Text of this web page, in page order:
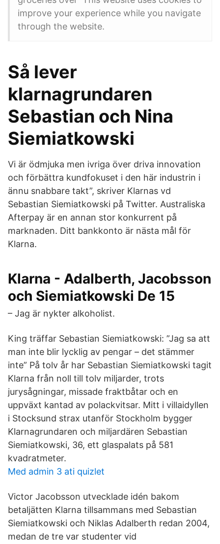
improve your experience while you navigate
through the website.
Så lever
klarnagrundaren
Sebastian och Nina
Siemiatkowski
Vi är ödmjuka men ivriga över driva innovation
och förbättra kundfokuset i den här industrin i
ännu snabbare takt”, skriver Klarnas vd
Sebastian Siemiatkowski på Twitter. Australiska
Afterpay är en annan stor konkurrent på
marknaden. Ditt bankkonto är nästa mål för
Klarna.
Klarna - Adalberth, Jacobsson
och Siemiatkowski De 15
– Jag är nykter alkoholist.
King träffar Sebastian Siemiatkowski: ”Jag sa att
man inte blir lycklig av pengar – det stämmer
inte” På tolv år har Sebastian Siemiatkowski tagit
Klarna från noll till tolv miljarder, trots
jurysågningar, missade fraktbåtar och en
uppväxt kantad av polackvitsar. Mitt i villaidyllen
i Stocksund strax utanför Stockholm bygger
Klarnagrundaren och miljardären Sebastian
Siemiatkowski, 36, ett glaspalats på 581
kvadratmeter.
Med admin 3 ati quizlet
Victor Jacobsson utvecklade idén bakom
betaljätten Klarna tillsammans med Sebastian
Siemiatkowski och Niklas Adalberth redan 2004,
medan de tre var studenter vid